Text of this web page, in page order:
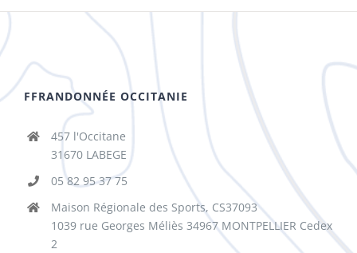
FFRANDONNÉE OCCITANIE
457 l'Occitane
31670 LABEGE
05 82 95 37 75
Maison Régionale des Sports, CS37093
1039 rue Georges Méliès 34967 MONTPELLIER Cedex
2